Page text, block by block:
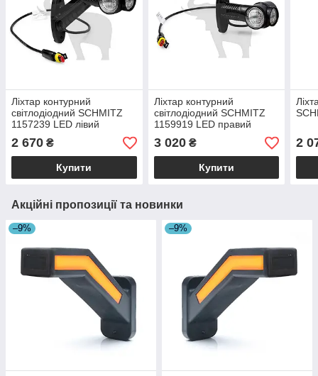
Ліхтар контурний
світлодіодний SCHMITZ
1157239 LED лівий
2 670 ₴
Купити
Ліхтар контурний
світлодіодний SCHMITZ
1159919 LED правий
3 020₴
Купити
2
Акційні пропозиції та новинки
–9% –9%